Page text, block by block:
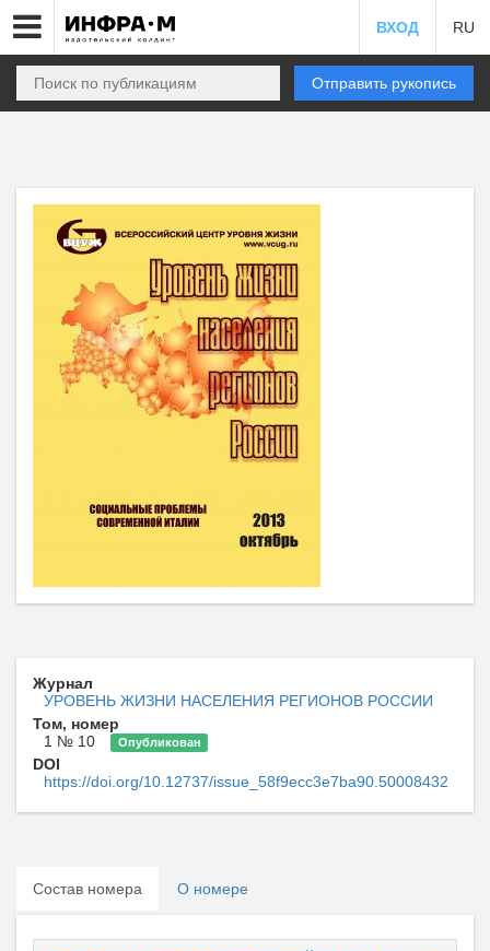
ВХОД RU
Отправить рукопись
Журнал
УРОВЕНЬ ЖИЗНИ НАСЕЛЕНИЯ РЕГИОНОВ РОССИИ
Том, номер
1 № 10
Опубликован
DOI
https://doi.org/10.12737/issue_58f9ecc3e7ba90.50008432
Состав номера О номере